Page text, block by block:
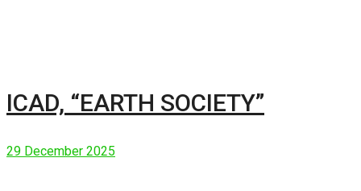
ICAD, “EARTH SOCIETY”
29 December 2025